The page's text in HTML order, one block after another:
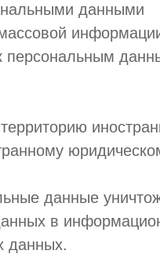
данными
персональным
данные
в
данных.